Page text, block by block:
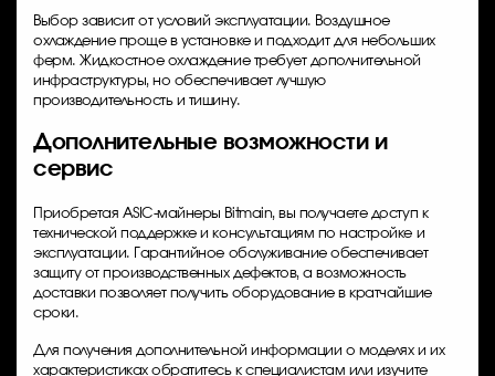
Выбор зависит от условий эксплуатации. Воздушное
охлаждение проще в установке и подходит для небольших
ферм. Жидкостное охлаждение требует дополнительной
инфраструктуры, но обеспечивает лучшую
производительность и тишину.
Дополнительные возможности и
сервис
Приобретая ASIC-майнеры Bitmain, вы получаете доступ к
технической поддержке и консультациям по настройке и
эксплуатации. Гарантийное обслуживание обеспечивает
защиту от производственных дефектов, а возможность
доставки позволяет получить оборудование в кратчайшие
сроки.
Для получения дополнительной информации о моделях и их
характеристиках обратитесь к специалистам или изучите